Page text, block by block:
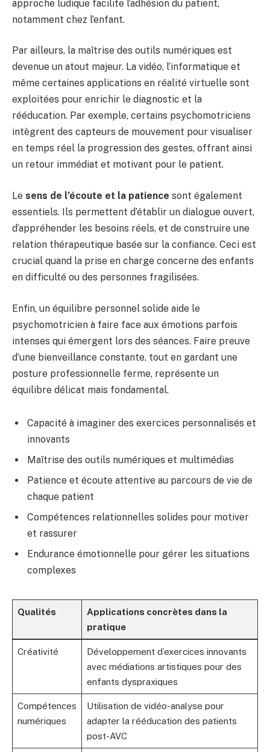
approche ludique facilite l’adhésion du patient,
notamment chez l’enfant.
Par ailleurs, la maîtrise des outils numériques est
devenue un atout majeur. La vidéo, l’informatique et
même certaines applications en réalité virtuelle sont
exploitées pour enrichir le diagnostic et la
rééducation. Par exemple, certains psychomotriciens
intègrent des capteurs de mouvement pour visualiser
en temps réel la progression des gestes, offrant ainsi
un retour immédiat et motivant pour le patient.
Le sens de l’écoute et la patience sont également
essentiels. Ils permettent d’établir un dialogue ouvert,
d’appréhender les besoins réels, et de construire une
relation thérapeutique basée sur la confiance. Ceci est
crucial quand la prise en charge concerne des enfants
en difficulté ou des personnes fragilisées.
Enfin, un équilibre personnel solide aide le
psychomotricien à faire face aux émotions parfois
intenses qui émergent lors des séances. Faire preuve
d’une bienveillance constante, tout en gardant une
posture professionnelle ferme, représente un
équilibre délicat mais fondamental.
Capacité à imaginer des exercices personnalisés et
innovants
Maîtrise des outils numériques et multimédias
Patience et écoute attentive au parcours de vie de
chaque patient
Compétences relationnelles solides pour motiver
et rassurer
Endurance émotionnelle pour gérer les situations
complexes
Qualités
Applications concrètes dans la
pratique
Créativité
Développement d’exercices innovants
avec médiations artistiques pour des
enfants dyspraxiques
Compétences
numériques
Utilisation de vidéo-analyse pour
adapter la rééducation des patients
post-AVC